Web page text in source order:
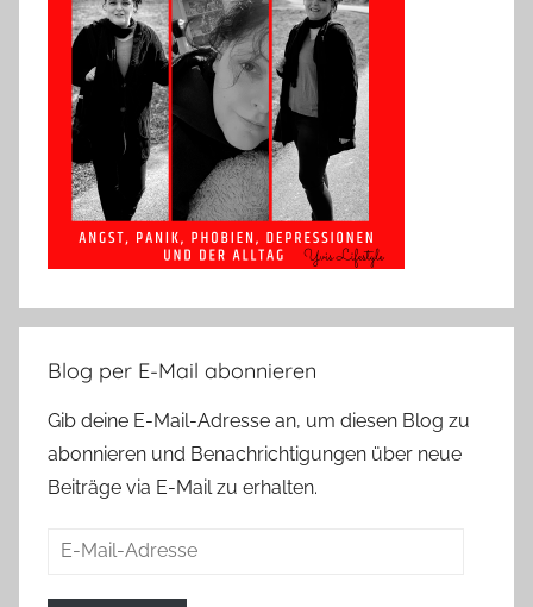
Blog per E-Mail abonnieren
Gib deine E-Mail-Adresse an, um diesen Blog zu
abonnieren und Benachrichtigungen über neue
Beiträge via E-Mail zu erhalten.
E-